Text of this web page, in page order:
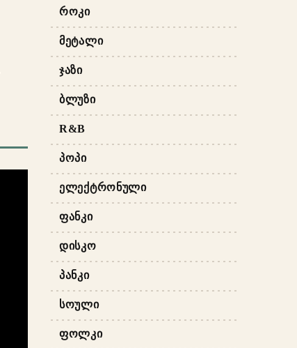
ᲠᲝᲙᲘ
ᲛᲔᲢᲐᲚᲘ
ᲯᲐᲖᲘ
ᲑᲚᲣᲖᲘ
R&B
ᲞᲝᲞᲘ
ᲔᲚᲔᲥᲢᲠᲝᲜᲣᲚᲘ
ᲤᲐᲜᲙᲘ
ᲓᲘᲡᲙᲝ
ᲞᲐᲜᲙᲘ
ᲡᲝᲣᲚᲘ
ᲤᲝᲚᲙᲘ